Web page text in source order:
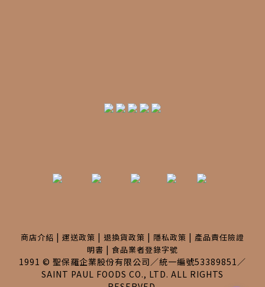
商店介紹 | 運送政策 | 退換貨政策 | 隱私政策 | 產品責任險證
明書 | 食品業者登錄字號
1991 © 聖保羅企業股份有限公司／統一編號53389851／
SAINT PAUL FOODS CO., LTD. ALL RIGHTS